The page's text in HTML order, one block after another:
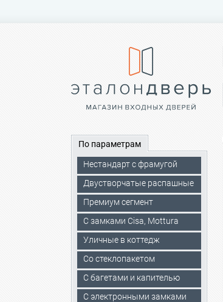
По параметрам
Нестандарт с фрамугой
Двустворчатые распашные
Премиум сегмент
C замками Cisa, Mottura
Уличные в коттедж
Со стеклопакетом
С багетами и капителью
C электронными замками